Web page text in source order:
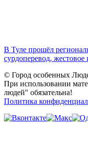
В Туле прошёл
сурдоперевод, жестовое
© Город особенных
При использовании
людей" обязательна!
Политика